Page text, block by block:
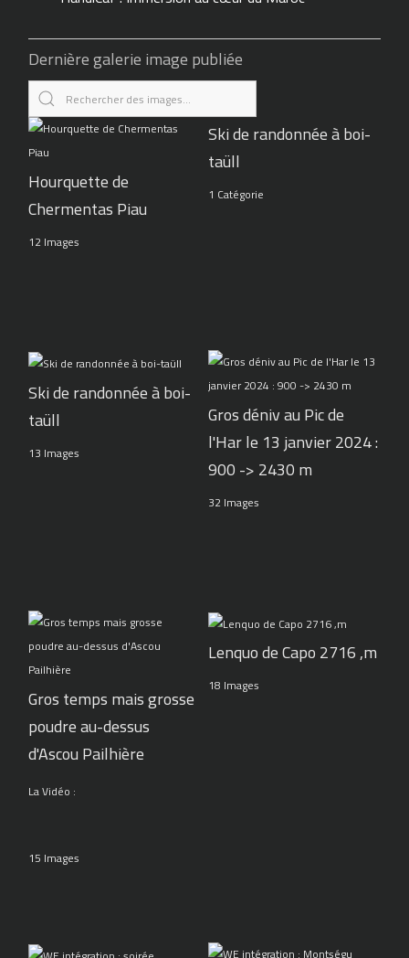
Dernière galerie image publiée
Hourquette de
Chermentas Piau
12 Images
Ski de randonnée à boi-
taüll
1 Catégorie
Ski de randonnée à boi-
taüll
13 Images
Gros déniv au Pic de
l'Har le 13 janvier 2024 :
900 -> 2430 m
32 Images
Gros temps mais grosse
poudre au-dessus
d'Ascou Pailhière
La Vidéo :
15 Images
Lenquo de Capo 2716 ,m
18 Images